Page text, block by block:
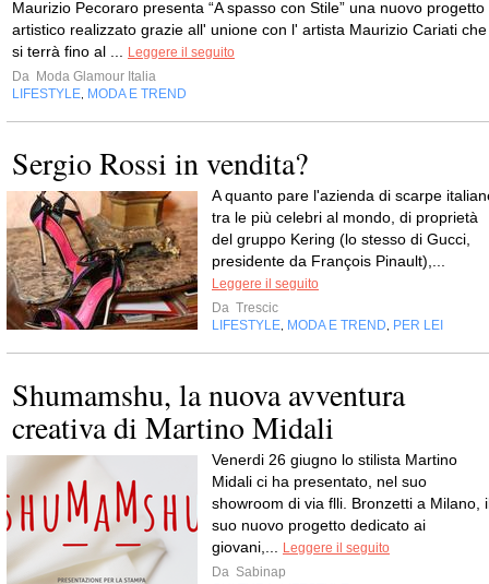
Maurizio Pecoraro presenta “A spasso con Stile” una nuovo progetto
artistico realizzato grazie all' unione con l' artista Maurizio Cariati che
si terrà fino al ... Leggere il seguito
Da Moda Glamour Italia
LIFESTYLE, MODA E TREND
Sergio Rossi in vendita?
A quanto pare l'azienda di scarpe
tra le più celebri al mondo, di proprietà
del gruppo Kering (lo stesso di Gucci,
presidente da François Pinault),...
Leggere il seguito
Da Trescic
LIFESTYLE, MODA E TREND, PER LEI
Shumamshu, la nuova avventura
creativa di Martino Midali
Venerdi 26 giugno lo stilista Martino
Midali ci ha presentato, nel suo
showroom di via flli. Bronzetti a Milano,
suo nuovo progetto dedicato ai
giovani,... Leggere il seguito
Da Sabinap